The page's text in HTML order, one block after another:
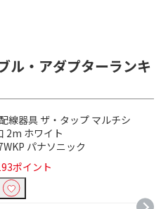
ル・アダプターランキ
線器具 ザ・タップ マルチシ
2m ホワイト
パナソニック
ポイント